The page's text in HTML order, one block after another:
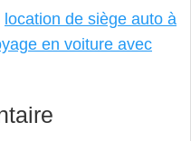
location de siège auto à
en voiture avec